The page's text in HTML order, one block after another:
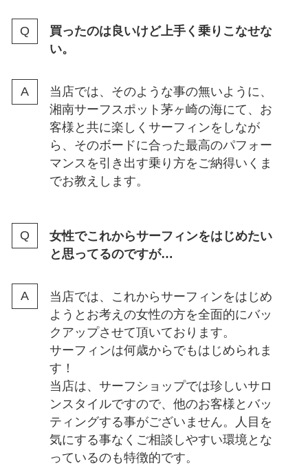
買ったのは良いけど上手く乗りこなせな
い。
当店では、そのような事の無いように、
湘南サーフスポット茅ヶ崎の海にて、お
客様と共に楽しくサーフィンをしなが
ら、そのボードに合った最高のパフォー
マンスを引き出す乗り方をご納得いくま
でお教えします。
女性でこれからサーフィンをはじめたい
と思ってるのですが…
当店では、これからサーフィンをはじめ
ようとお考えの女性の方を全面的にバッ
クアップさせて頂いております。
サーフィンは何歳からでもはじめられま
す！
当店は、サーフショップでは珍しいサロ
ンスタイルですので、他のお客様とバッ
ティングする事がございません。人目を
気にする事なくご相談しやすい環境とな
っているのも特徴的です。